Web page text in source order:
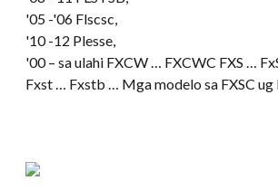
'05 -'06 Flscsc,
'10-12 Plesse,
'00 – sa ulahi FXCW … FXCWC FXS …
Fxst … Fxstb … Mga modelo sa FXSC ug